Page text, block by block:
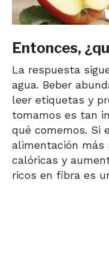
Entonces,
La respuesta
agua. Beber
leer etiquetas y
tomamos es tan
qué comemos. Si
alimentación más
calóricas y
ricos en fibra es